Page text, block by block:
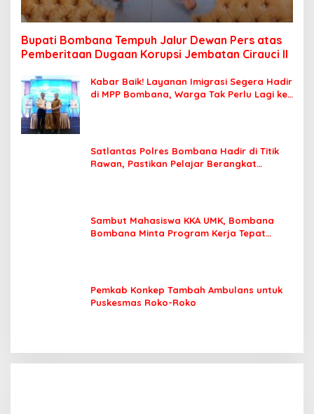
Bupati Bombana Tempuh Jalur Dewan Pers atas
Pemberitaan Dugaan Korupsi Jembatan Cirauci II
Kabar Baik! Layanan Imigrasi Segera Hadir
di MPP Bombana, Warga Tak Perlu Lagi ke
Satlantas Polres Bombana Hadir di Titik
Rawan, Pastikan Pelajar Berangkat
Sambut Mahasiswa KKA UMK, Bombana
Bombana Minta Program Kerja Tepat
Pemkab Konkep Tambah Ambulans untuk
Puskesmas Roko-Roko